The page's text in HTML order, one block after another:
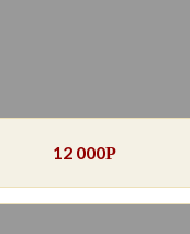
12 000Р